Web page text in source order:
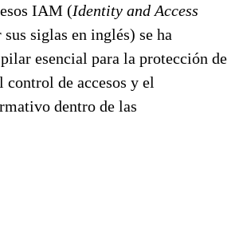
IAM (Identity and Access
sus siglas en inglés) se ha
esencial para la protección de
de accesos y el
dentro de las